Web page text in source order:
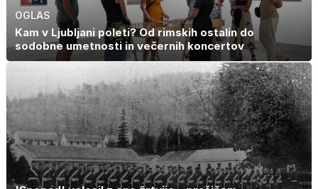
OGLAS
Kam v Ljubljani poleti? Od rimskih ostalin do
sodobne umetnosti in večernih koncertov